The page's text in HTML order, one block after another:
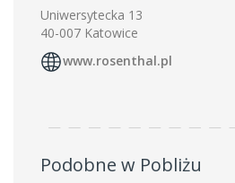
Uniwersytecka 13
40-007 Katowice
www.rosenthal.pl
Podobne w Pobliżu